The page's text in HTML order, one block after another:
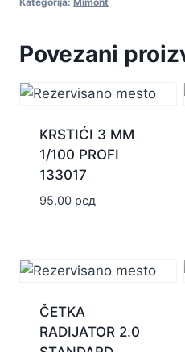
Povezani
KRSTIĆI 3 MM
1/100 PROFI
133017
95,00 рсд
ČETKA
RADIJATOR 2.0